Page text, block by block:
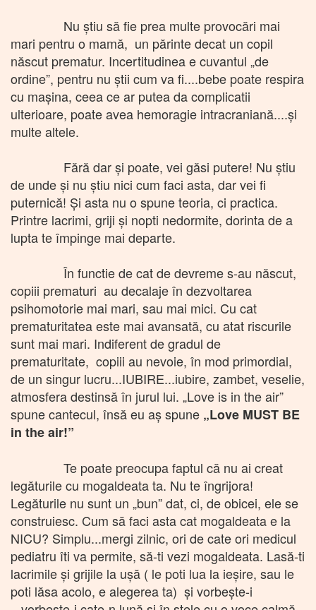
Nu știu să fie prea multe provocări mai
mari pentru o mamă, un părinte decat un copil
născut prematur. Incertitudinea e cuvantul „de
ordine”, pentru nu știi cum va fi....bebe poate respira
cu mașina, ceea ce ar putea da complicatii
ulterioare, poate avea hemoragie intracraniană....și
multe altele.
Fără dar și poate, vei găsi putere! Nu știu
de unde și nu știu nici cum faci asta, dar vei fi
puternică! Și asta nu o spune teoria, ci practica.
Printre lacrimi, griji și nopti nedormite, dorinta de a
lupta te împinge mai departe.
În functie de cat de devreme s-au născut,
copiii prematuri au decalaje în dezvoltarea
psihomotorie mai mari, sau mai mici. Cu cat
prematuritatea este mai avansată, cu atat riscurile
sunt mai mari. Indiferent de gradul de
prematuritate, copiii au nevoie, în mod primordial,
de un singur lucru...IUBIRE...iubire, zambet, veselie,
atmosfera destinsă în jurul lui. „Love is in the air”
spune cantecul, însă eu aș spune „Love MUST BE
in the air!”
Te poate preocupa faptul că nu ai creat
legăturile cu mogaldeata ta. Nu te îngrijora!
Legăturile nu sunt un „bun” dat, ci, de obicei, ele se
construiesc. Cum să faci asta cat mogaldeata e la
NICU? Simplu...mergi zilnic, ori de cate ori medicul
pediatru îti va permite, să-ti vezi mogaldeata. Lasă-ti
lacrimile și grijile la ușă ( le poti lua la ieșire, sau le
poti lăsa acolo, e alegerea ta) și vorbește-i